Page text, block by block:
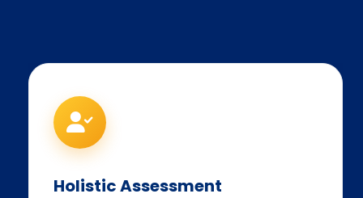
Holistic Assessment